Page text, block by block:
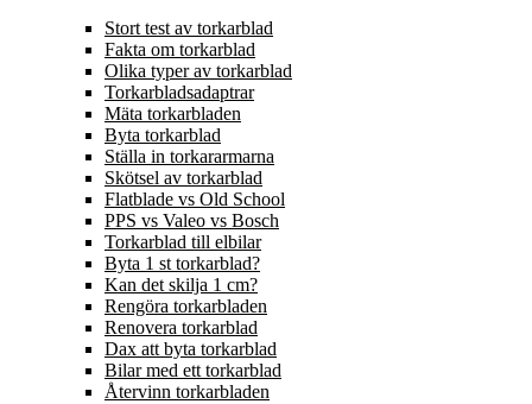
Stort test av torkarblad
Fakta om torkarblad
Olika typer av torkarblad
Torkarbladsadaptrar
Mäta torkarbladen
Byta torkarblad
Ställa in torkararmarna
Skötsel av torkarblad
Flatblade vs Old School
PPS vs Valeo vs Bosch
Torkarblad till elbilar
Byta 1 st torkarblad?
Kan det skilja 1 cm?
Rengöra torkarbladen
Renovera torkarblad
Dax att byta torkarblad
Bilar med ett torkarblad
Återvinn torkarbladen